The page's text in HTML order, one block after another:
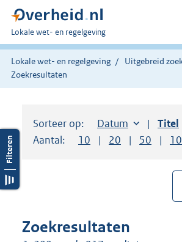
U
bent
hier:
Lokale wet- en regelgeving
Lokale wet- en regelgeving
Uitgebreid
Zoekresultaten
Sorteer op: Sorteer op:
Datum aflopend
Titel
Aantal:
Toon
10 resultaten per
Toon
20 resultaten
Toon
50
Zoekresultaten